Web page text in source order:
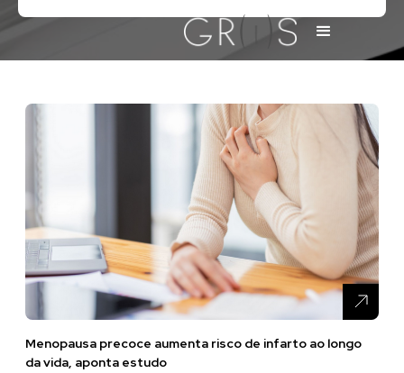
Menopausa precoce aumenta risco de infarto ao longo
da vida, aponta estudo